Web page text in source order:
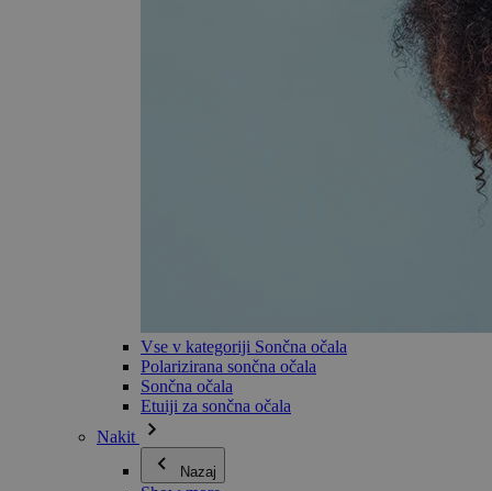
Vse v kategoriji Sončna očala
Polarizirana sončna očala
Sončna očala
Etuiji za sončna očala
Nakit
Nazaj